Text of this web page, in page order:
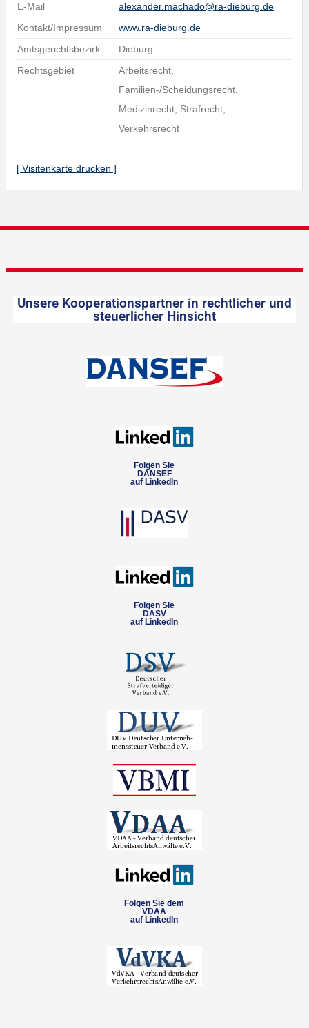
E-Mail
alexander.machado@ra-dieburg.de
Kontakt/Impressum
www.ra-dieburg.de
Amtsgerichtsbezirk
Dieburg
Rechtsgebiet
Arbeitsrecht,
Familien-/Scheidungsrecht,
Medizinrecht, Strafrecht,
Verkehrsrecht
[ Visitenkarte drucken ]
Unsere Kooperationspartner in rechtlicher und
steuerlicher Hinsicht
Folgen Sie
DANSEF
auf LinkedIn
Folgen Sie
DASV
auf LinkedIn
Folgen Sie dem
VDAA
auf LinkedIn